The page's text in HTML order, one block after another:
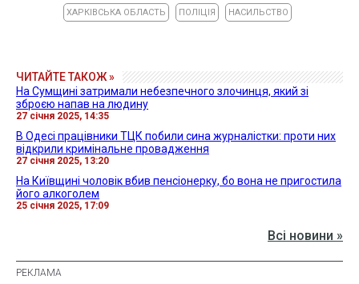
ХАРКІВСЬКА ОБЛАСТЬ ПОЛІЦІЯ НАСИЛЬСТВО
ЧИТАЙТЕ ТАКОЖ »
На Сумщині затримали небезпечного злочинця, який зі
зброєю напав на людину
27 січня 2025, 14:35
В Одесі працівники ТЦК побили сина журналістки: проти них
відкрили кримінальне провадження
27 січня 2025, 13:20
На Київщині чоловік вбив пенсіонерку, бо вона не пригостила
його алкоголем
25 січня 2025, 17:09
Всі новини »